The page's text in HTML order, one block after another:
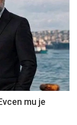
mu je